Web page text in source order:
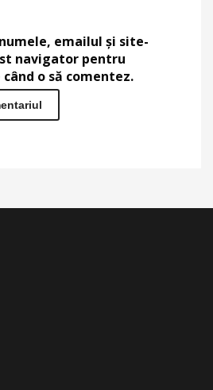
emailul și site-
navigator pentru
o să comentez.